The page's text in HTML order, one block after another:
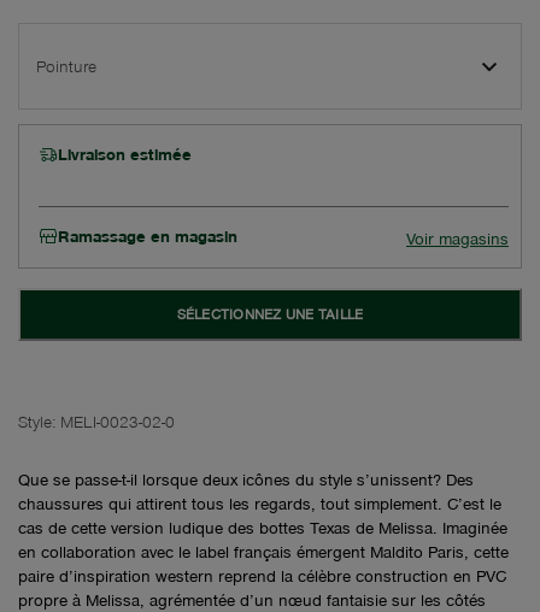
Pointure
Livraison estimée
Ramassage en magasin Voir magasins
SÉLECTIONNEZ UNE TAILLE
Style: MELI-0023-02-0
Que se passe-t-il lorsque deux icônes du style s’unissent? Des
chaussures qui attirent tous les regards, tout simplement. C’est le
cas de cette version ludique des bottes Texas de Melissa. Imaginée
en collaboration avec le label français émergent Maldito Paris, cette
paire d’inspiration western reprend la célèbre construction en PVC
propre à Melissa, agrémentée d’un nœud fantaisie sur les côtés